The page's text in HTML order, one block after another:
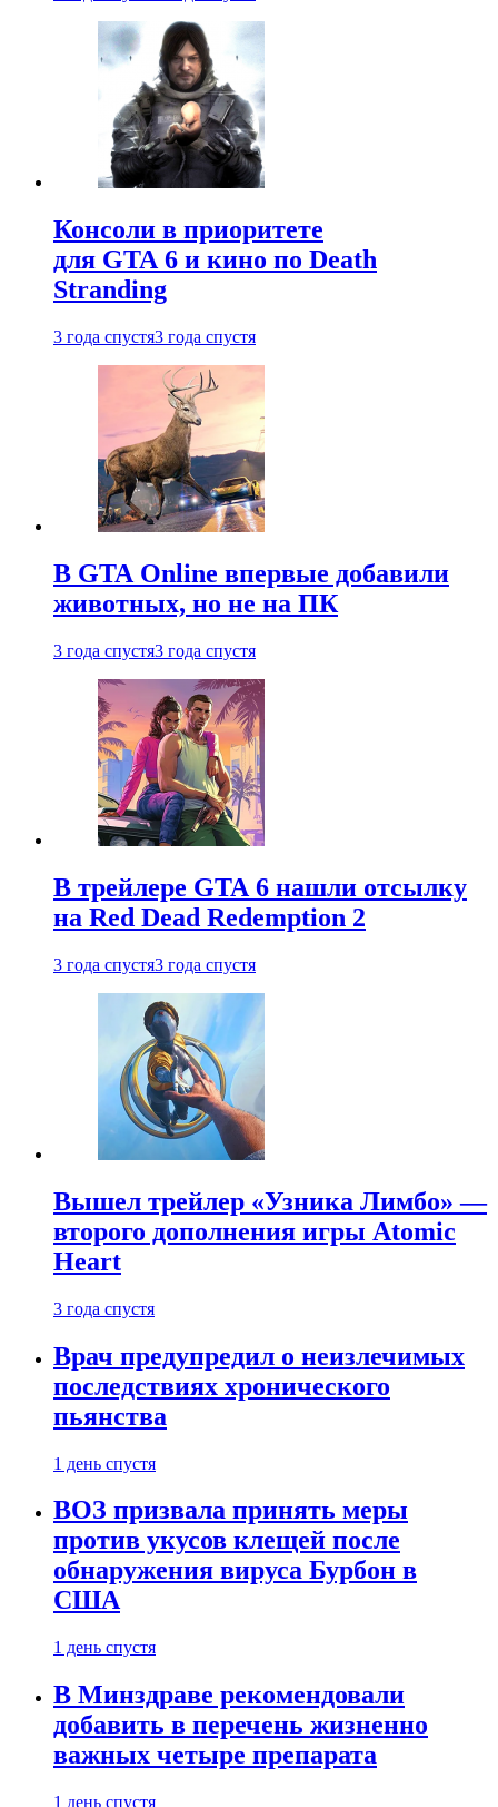
Консоли в приоритете
для GTA 6 и кино по Death
Stranding
3 года спустя3 года спустя
В GTA Online впервые добавили
животных, но не на ПК
3 года спустя3 года спустя
В трейлере GTA 6 нашли отсылку
на Red Dead Redemption 2
3 года спустя3 года спустя
Вышел трейлер «Узника Лимбо» —
второго дополнения игры Atomic
Heart
3 года спустя
Врач предупредил о неизлечимых
последствиях хронического
пьянства
1 день спустя
ВОЗ призвала принять меры
против укусов клещей после
обнаружения вируса Бурбон в
США
1 день спустя
В Минздраве рекомендовали
добавить в перечень жизненно
важных четыре препарата
1 день спустя